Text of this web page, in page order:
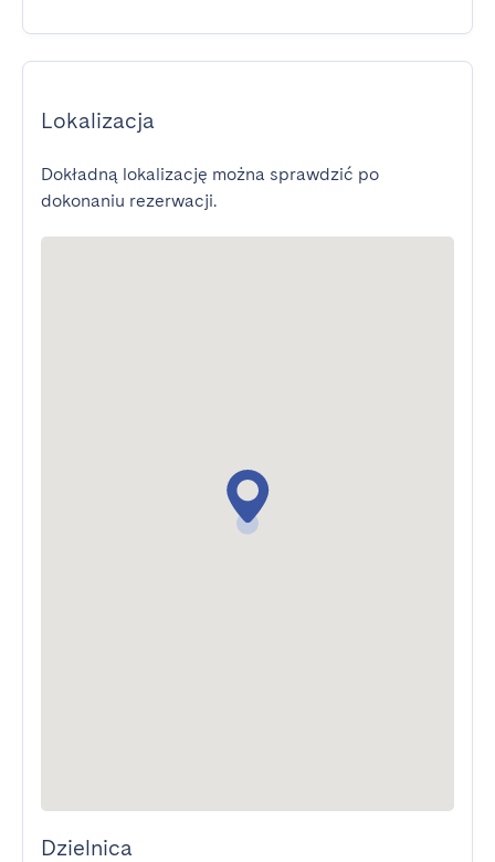
Lokalizacja
Dokładną lokalizację można sprawdzić po
dokonaniu rezerwacji.
Dzielnica